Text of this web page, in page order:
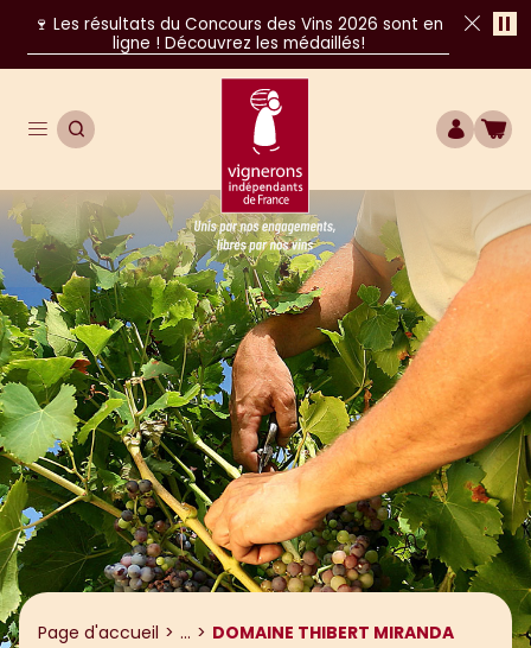
🍷 Les résultats du Concours des Vins 2026 sont en
ligne ! Découvrez les médaillés!
Ouvrir le menu de navigation
OUVRIR LA RECHERCHE
Unis par nos engagements, libres par
COMPTE
Page d'accueil ... Afficher le fil d'ariane
DOMAINE THIBERT MIRANDA